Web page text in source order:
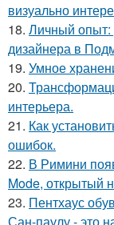
визуально
18. Личный опыт:
дизайнера в
19. Умное
20.
интерьера.
21. Как
ошибок.
22. В Римини
Mode, открытый
23. Пентхаус